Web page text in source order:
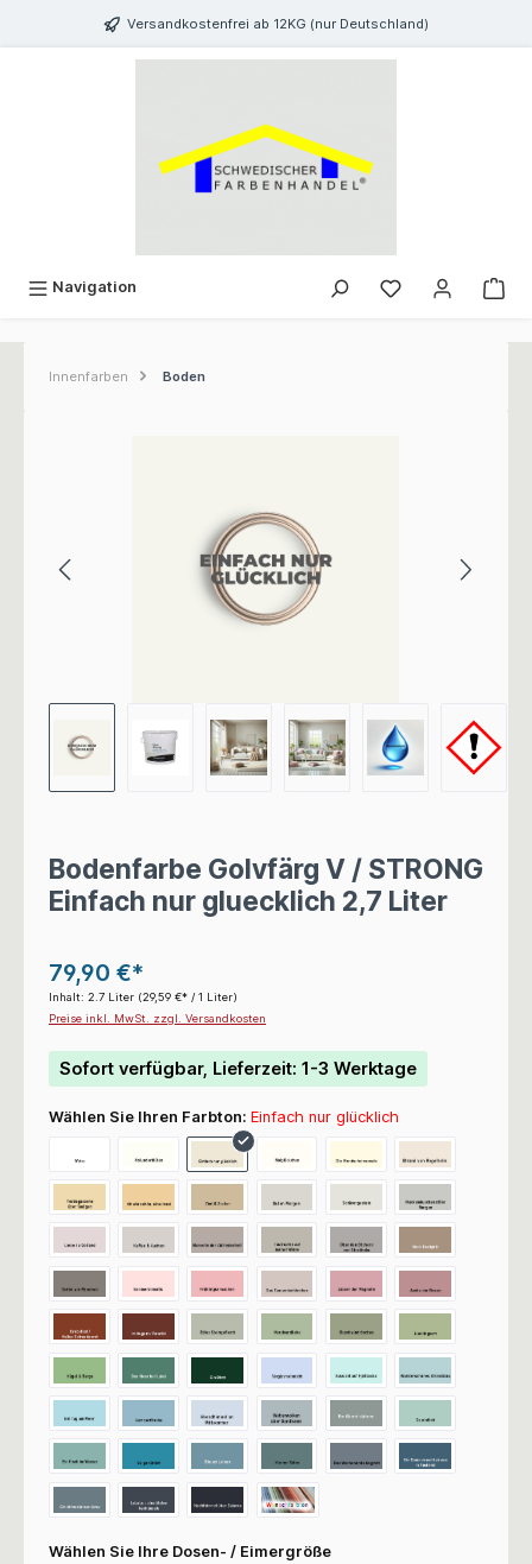
springen Versandkostenfrei ab 12KG (nur Deutschland)
Navigation
Innenfarben Boden
Bodenfarbe Golvfärg V / STRONG
Einfach nur gluecklich 2,7 Liter
79,90 €*
Inhalt: 2.7 Liter (29,59 €* / 1 Liter)
Preise inkl. MwSt. zzgl. Versandkosten
Sofort verfügbar, Lieferzeit: 1-3 Werktage
Wählen Sie Ihren Farbton: Einfach nur glücklich
Wählen Sie Ihre Dosen- / Eimergröße